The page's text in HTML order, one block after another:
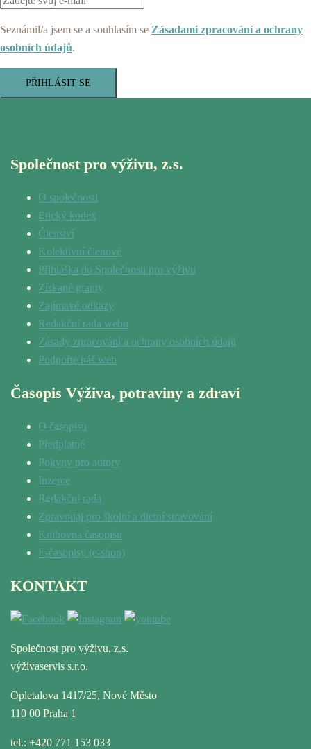
Seznámil/a jsem se a souhlasím se Zásadami zpracování a ochrany
osobních údajů.
PŘIHLÁSIT SE
Společnost pro výživu, z.s.
O společnosti
Etický kodex
Členství
Kolektivní členové
Přihláška do Společnosti pro výživu
Získané granty
Zajímavé odkazy
Redakční rada webu
Zásady zpracování a ochrany osobních údajů
Podpořte náš web
Časopis Výživa, potraviny a zdraví
O časopisu
Předplatné
Pokyny pro autory
Inzerce
Redakční rada
Zpravodaj pro školní a dietní stravování
Knihovna časopisu
E-časopisy (e-shop)
KONTAKT
Společnost pro výživu, z.s.
výživaservis s.r.o.
Opletalova 1417/25, Nové Město
110 00 Praha 1
tel.: +420 771 153 033